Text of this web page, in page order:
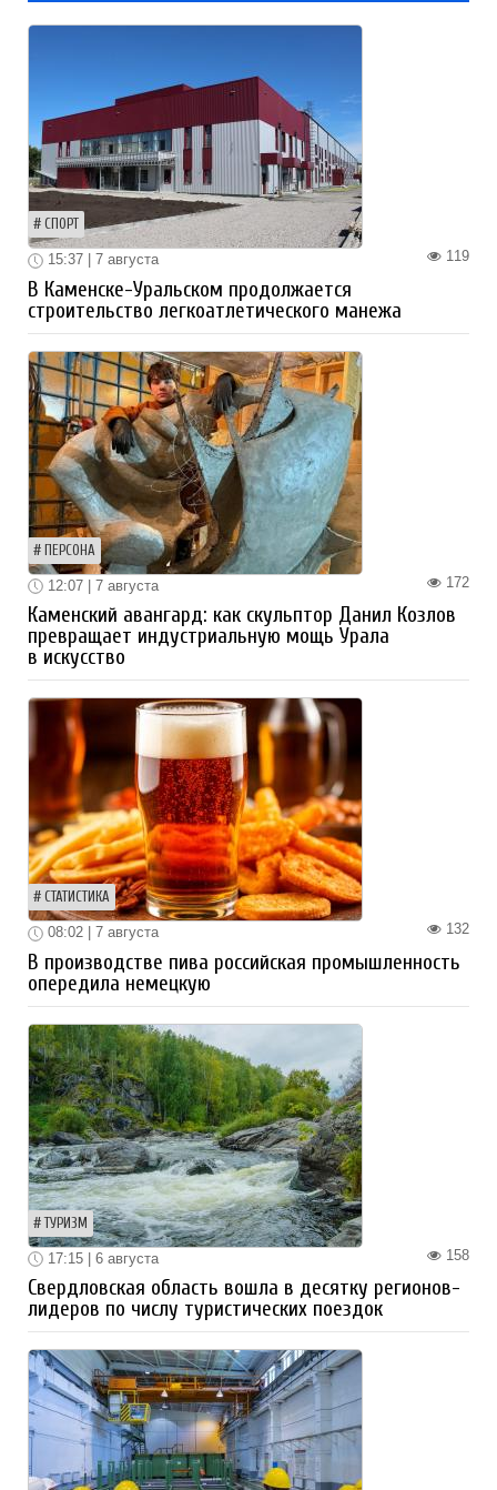
СПОРТ
119
15:37 | 7 августа
В Каменске-Уральском продолжается
строительство легкоатлетического манежа
ПЕРСОНА
172
12:07 | 7 августа
Каменский авангард: как скульптор Данил Козлов
превращает индустриальную мощь Урала
в искусство
СТАТИСТИКА
132
08:02 | 7 августа
В производстве пива российская промышленность
опередила немецкую
ТУРИЗМ
158
17:15 | 6 августа
Свердловская область вошла в десятку регионов-
лидеров по числу туристических поездок